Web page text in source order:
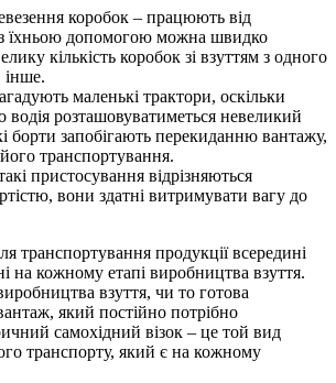
коробок – працюють від
їхньою допомогою можна швидко
кількість коробок зі взуттям з одного
маленькі трактори, оскільки
водія розташовуватиметься невеликий
борти запобігають перекиданню вантажу,
транспортування.
пристосування відрізняються
вони здатні витримувати вагу до
транспортування продукції всередині
на кожному етапі виробництва взуття.
взуття, чи то готова
який постійно потрібно
самохідний візок – це той вид
транспорту, який є на кожному